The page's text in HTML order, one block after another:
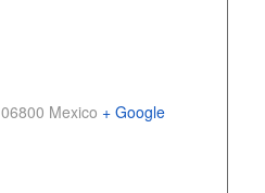
06800 Mexico + Google